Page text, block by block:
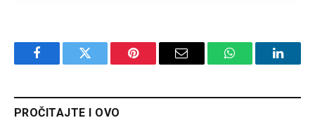
FacebookTwitter Pinterest Email WhatsApp
PROČITAJTE I OVO